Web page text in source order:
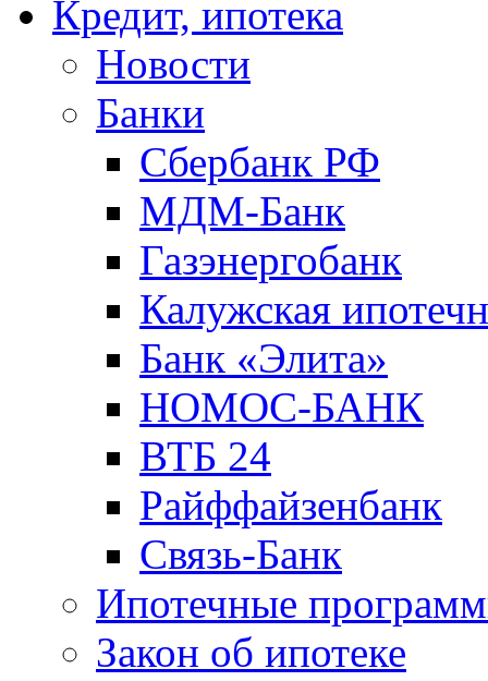
Кредит, ипотека
Новости
Банки
Сбербанк РФ
МДМ-Банк
Газэнергобанк
Калужская
Банк «Элита»
НОМОС-БАНК
ВТБ 24
Райффайзенбанк
Связь-Банк
Ипотечные
Закон об ипотеке